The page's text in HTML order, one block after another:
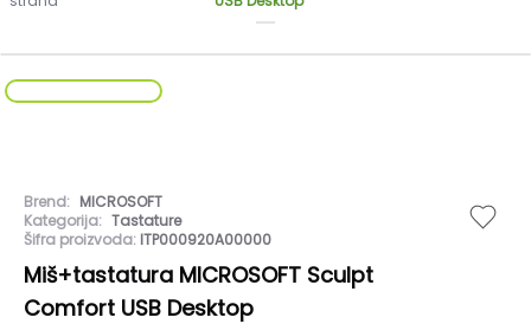
Brend: MICROSOFT
Kategorija: Tastature
Šifra proizvoda: ITP000920A00000
Miš+tastatura MICROSOFT Sculpt
Comfort USB Desktop